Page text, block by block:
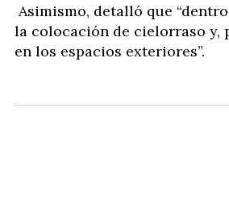
Asimismo, detalló que
la colocación de cielorraso y,
en los espacios exteriores”.